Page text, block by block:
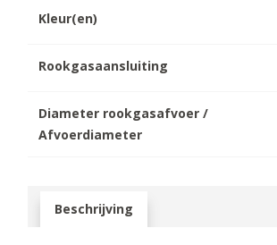
Kleur(en)
Rookgasaansluiting
Diameter rookgasafvoer /
Afvoerdiameter
Beschrijving